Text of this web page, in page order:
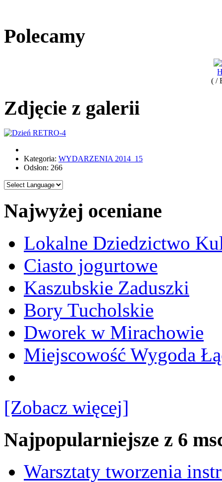
Polecamy
( /
Zdjęcie z galerii
Kategoria: WYDARZENIA 2014_15
Odsłon: 266
Najwyżej oceniane
Lokalne Dziedzictwo
Ciasto jogurtowe
Kaszubskie Zaduszki
Bory Tucholskie
Dworek w Mirachowie
Miejscowość Wygoda
[Zobacz więcej]
Najpopularniejsze z 6
Warsztaty tworzenia